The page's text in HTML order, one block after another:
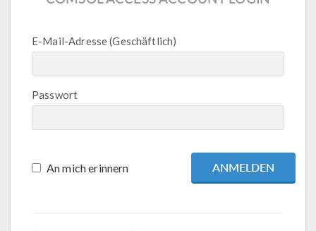
E-Mail-Adresse (Geschäftlich)
Passwort
An mich erinnern